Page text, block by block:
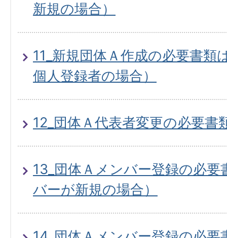
新規の場合）
11_新規団体Ａ作成の必要書類
個人登録者の場合）
12_団体Ａ代表者変更の必要書
13_団体Ａメンバー登録の必
バーが新規の場合）